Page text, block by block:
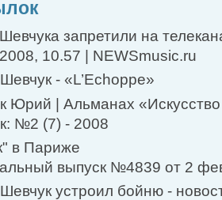
запретили на
10.57 | NEWSmusic.ru
- «L’Echoppe»
Юрий | Альманах
№2 (7) - 2008
в Париже
выпуск №4839 от 2
устроил бойню -